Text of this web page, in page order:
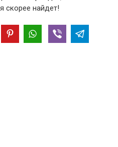
скорее найдет!